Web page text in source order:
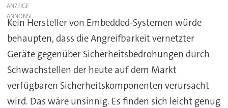
ANZEIGE
Kein Hersteller von Embedded-Systemen würde
behaupten, dass die Angreifbarkeit vernetzter
Geräte gegenüber Sicherheitsbedrohungen durch
Schwachstellen der heute auf dem Markt
verfügbaren Sicherheitskomponenten verursacht
wird. Das wäre unsinnig. Es finden sich leicht genug